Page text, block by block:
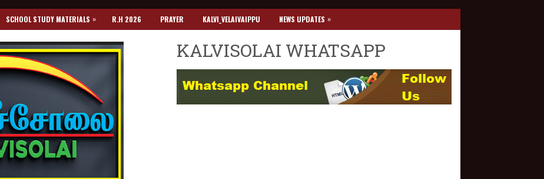
SCHOOL STUDY MATERIALS » R.H 2026 PRAYER KALVI_VELAIVAIPPU NEWS UPDATES »
KALVISOLAI WHATSAPP